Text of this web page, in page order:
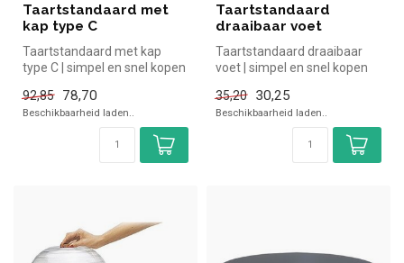
Taartstandaard met
kap type C
Taartstandaard met kap
type C | simpel en snel kopen
92,85
78,70
Beschikbaarheid laden..
Taartstandaard
draaibaar voet
Taartstandaard draaibaar
voet | simpel en snel kopen
35,20
30,25
Beschikbaarheid laden..